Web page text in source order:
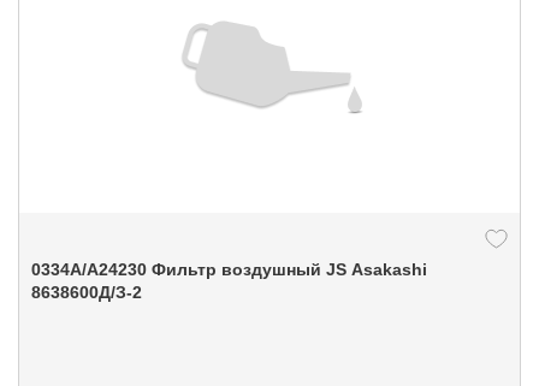
0334А/A24230 Фильтр воздушный JS Asakashi
8638600Д/З-2